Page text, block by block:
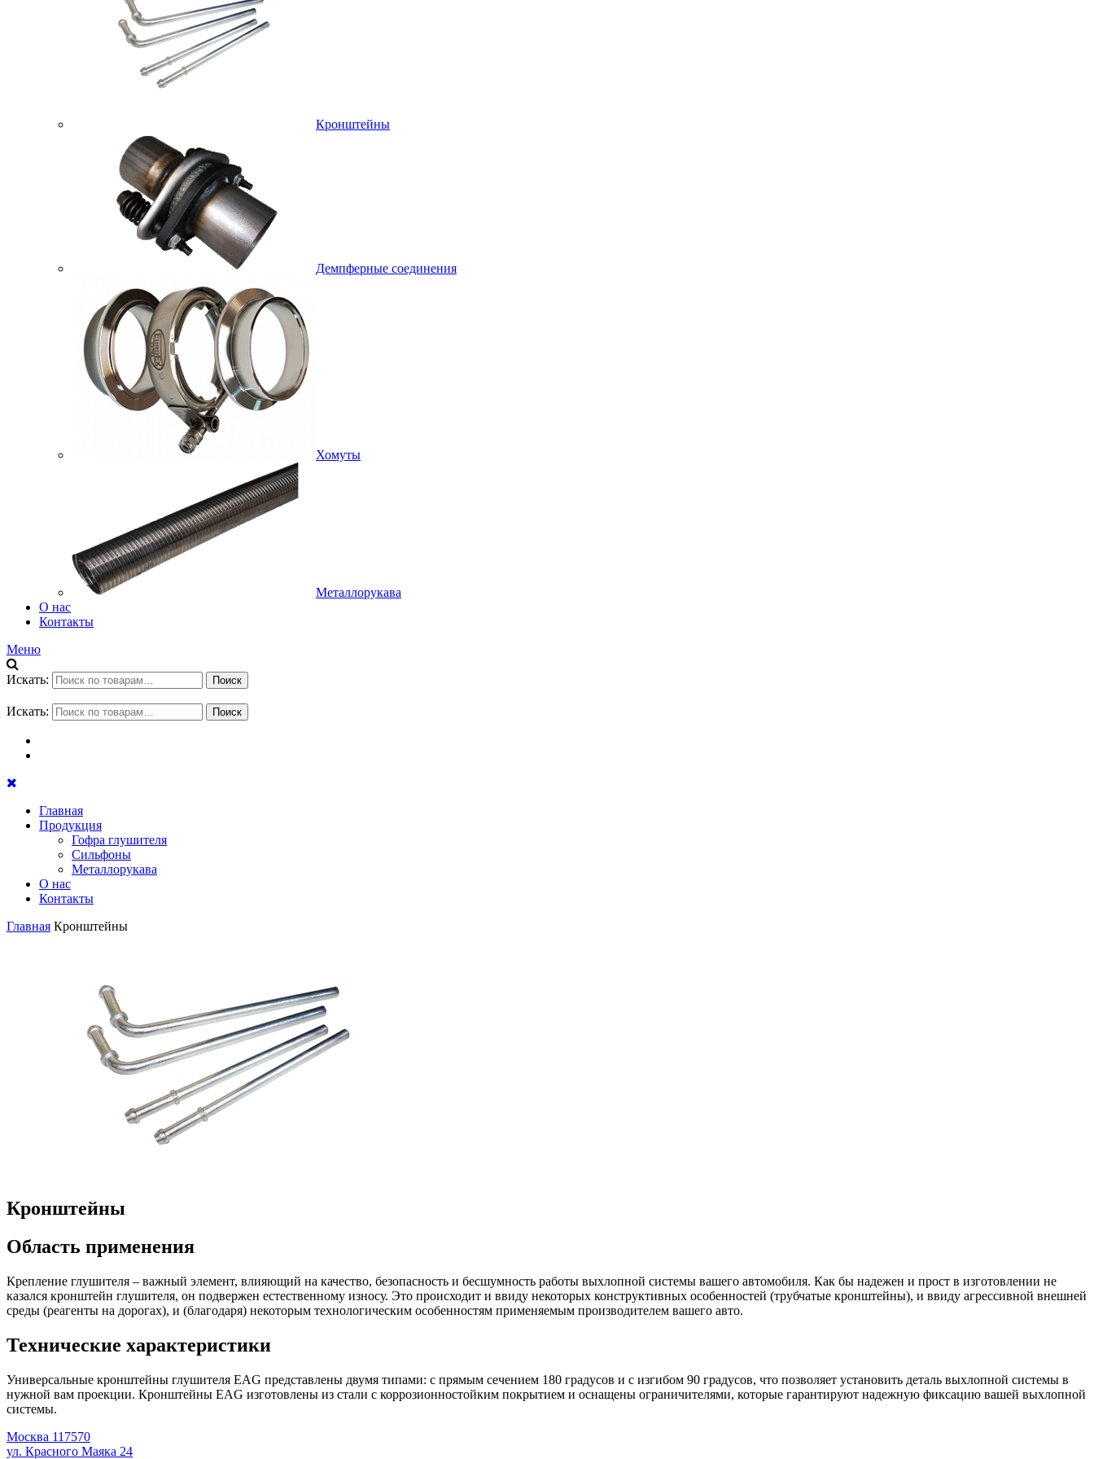
Кронштейны
Демпферные соединения
Хомуты
Металлорукава
О нас
Контакты
Меню
Искать: Поиск
Искать: Поиск
Главная
Продукция
Гофра глушителя
Сильфоны
Металлорукава
О нас
Контакты
Главная Кронштейны
Кронштейны
Область применения
Крепление глушителя – важный элемент, влияющий на качество, безопасность и бесшумность работы выхлопной системы вашего автомобиля. Как бы надежен и прост в изготовлении не
казался кронштейн глушителя, он подвержен естественному износу. Это происходит и ввиду некоторых конструктивных особенностей (трубчатые кронштейны), и ввиду агрессивной внешней
среды (реагенты на дорогах), и (благодаря) некоторым технологическим особенностям применяемым производителем вашего авто.
Технические характеристики
Универсальные кронштейны глушителя EAG представлены двумя типами: с прямым сечением 180 градусов и с изгибом 90 градусов, что позволяет установить деталь выхлопной системы в
нужной вам проекции. Кронштейны EAG изготовлены из стали с коррозионностойким покрытием и оснащены ограничителями, которые гарантируют надежную фиксацию вашей выхлопной
системы.
Москва 117570
ул. Красного Маяка 24